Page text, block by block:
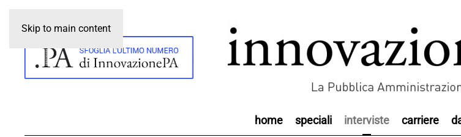
Skip to main content
home speciali interviste carriere